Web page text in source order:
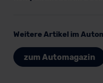
DSGVO) oder wenn Sie
erteilen. Nähere
Weitere Artikel im
zum Automagazin